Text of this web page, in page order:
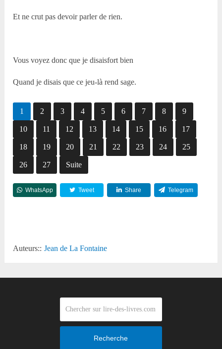
Et ne crut pas devoir parler de rien.
Vous voyez donc que je disaisfort bien
Quand je disais que ce jeu-là rend sage.
1 2 3 4 5 6 7 8 9
10 11 12 13 14 15 16 17
18 19 20 21 22 23 24 25
26 27 Suite
WhatsApp Tweet Share Telegram
Auteurs:: Jean de La Fontaine
Recherche